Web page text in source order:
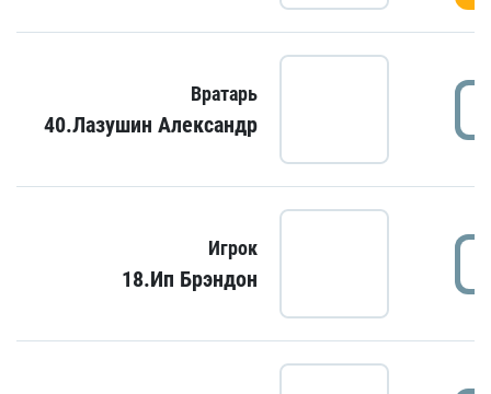
Вратарь
40.Лазушин Александр
Игрок
18.Ип Брэндон